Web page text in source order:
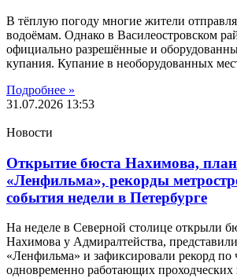
В тёплую погоду многие жители
водоёмам. Однако в Василеостровском
официально разрешённые и
купания. Купание в необорудованных
Подробнее »
31.07.2026 13:53
Новости
Открытие бюста Нахимова,
«Ленфильма», рекорды
события недели в Петербурге
На неделе в Северной столице открыли
Нахимова у Адмиралтейства,
«Ленфильма» и зафиксировали рекорд по
одновременно работающих